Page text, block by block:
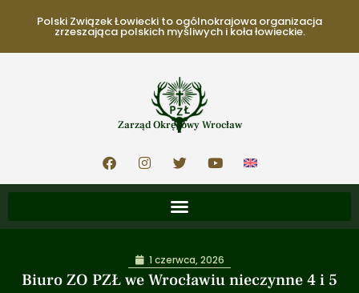
Polski Związek Łowiecki to ogólnokrajowa organizacja
zrzeszająca polskich myśliwych i koła łowieckie.
Zarząd Okręgowy Wrocław
Biuro ZO PZŁ we Wrocławiu nieczynne 4 i 5
1 czerwca, 2026